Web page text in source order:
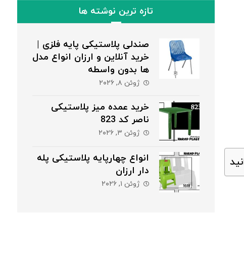
تازه ترین نوشته ها
صندلی پلاستیکی پایه فلزی |
خرید آنلاین و ارزان انواع مدل
ها بدون واسطه
ژوئن ۸, ۲۰۲۶
خرید عمده میز پلاستیکی
ناصر کد 823
ژوئن ۳, ۲۰۲۶
انواع چهارپایه پلاستیکی پله
دار ارزان
ژوئن ۱, ۲۰۲۶